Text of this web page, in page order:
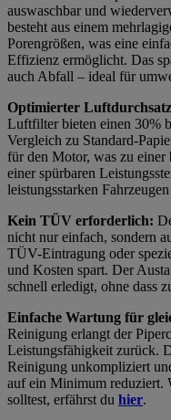
auswaschbar und
besteht aus einem
Porengrößen, was eine
Effizienz ermöglicht. Das
auch Abfall – ideal für
Optimierter
Luftfilter bieten einen 30%
Vergleich zu Standard-
für den Motor, was zu einer
einer spürbaren
leistungsstarken
Kein TÜV erforderlich:
nicht nur einfach, sondern
TÜV-Eintragung oder
und Kosten spart. Der
schnell erledigt, ohne dass
Einfache Wartung für
Reinigung erlangt der
Leistungsfähigkeit zurück.
Reinigung unkompliziert
auf ein Minimum reduziert.
solltest, erfährst du hier.